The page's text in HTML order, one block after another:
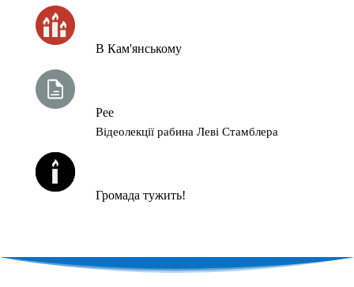
В Кам'янському
Рее
Відеолекції рабина Леві Стамблера
Громада тужить!